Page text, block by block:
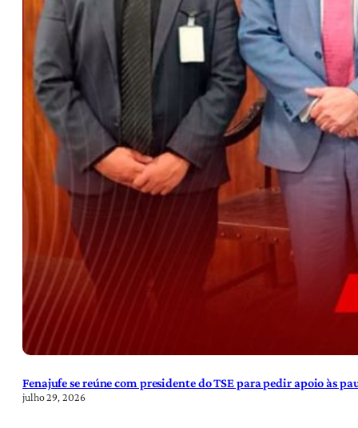
Fenajufe se reúne com presidente do TSE para pedir apoio às
julho 29, 2026